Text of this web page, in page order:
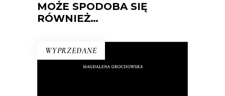
MOŻE SPODOBA SIĘ
RÓWNIEŻ…
WYPRZEDANE